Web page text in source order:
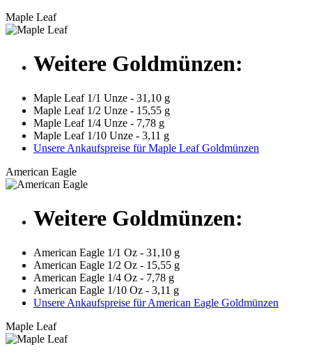
Maple Leaf
Weitere Goldmünzen:
Maple Leaf 1/1 Unze - 31,10 g
Maple Leaf 1/2 Unze - 15,55 g
Maple Leaf 1/4 Unze - 7,78 g
Maple Leaf 1/10 Unze - 3,11 g
Unsere Ankaufspreise für Maple Leaf Goldmünzen
American Eagle
Weitere Goldmünzen:
American Eagle 1/1 Oz - 31,10 g
American Eagle 1/2 Oz - 15,55 g
American Eagle 1/4 Oz - 7,78 g
American Eagle 1/10 Oz - 3,11 g
Unsere Ankaufspreise für American Eagle Goldmünzen
Maple Leaf